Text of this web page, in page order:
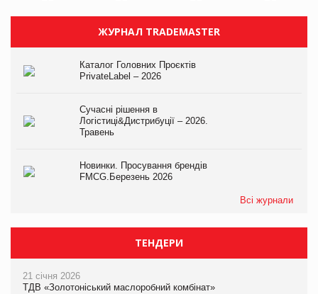
ЖУРНАЛ TRADEMASTER
Каталог Головних Проєктів
PrivateLabel – 2026
Сучасні рішення в
Логістиці&Дистрибуції – 2026.
Травень
Новинки. Просування брендів
FMCG.Березень 2026
Всі журнали
ТЕНДЕРИ
21 січня 2026
ТДВ «Золотоніський маслоробний комбінат»